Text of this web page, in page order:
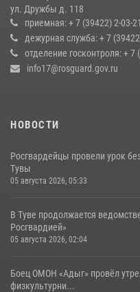
Росгвардия обеспечила
праздника Наадым-2026 в Туве
27 июля 2026, 07:56 3
ул. Дружбы д. 118
приемная: + 7 (39422) 2-03-21
дежурная служба: + 7
отделение госконтроля: + 7
info17@rosguard.gov.ru
НОВОСТИ
Росгвардейцы провели урок
Тувы
05 августа 2026, 05:33
В Туве продолжается
Росгвардией»
05 августа 2026, 02:04
Боец ОМОН «Адыг» провёл
физкультурни...